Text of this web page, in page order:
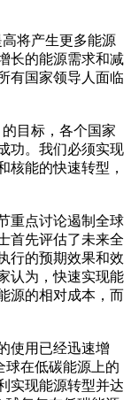
将产生更多能源
长的能源需求和减
有国家领导人面临
目标，各个国家
功。我们必须实现
核能的快速转型，
重点讨论遏制全球
首先评估了未来全
行的预期效果和效
认为，快速实现能
源的相对成本，而
使用已经迅速增
球在低碳能源上的
实现能源转型并达